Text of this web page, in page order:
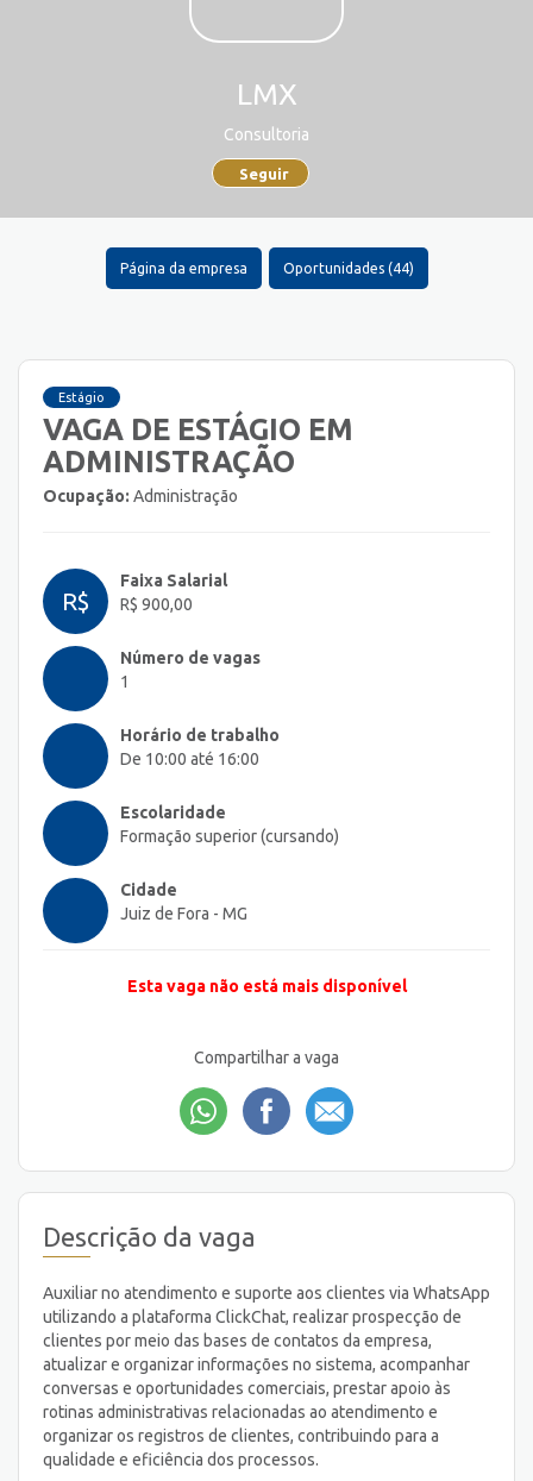
LMX
Consultoria
Seguir
Página da empresa Oportunidades (44)
Estágio
VAGA DE ESTÁGIO EM
ADMINISTRAÇÃO
Ocupação: Administração
R$
Faixa Salarial
R$ 900,00
Número de vagas
1
Horário de trabalho
De 10:00 até 16:00
Escolaridade
Formação superior (cursando)
Cidade
Juiz de Fora - MG
Esta vaga não está mais disponível
Compartilhar a vaga
Descrição da vaga
Auxiliar no atendimento e suporte aos clientes via WhatsApp
utilizando a plataforma ClickChat, realizar prospecção de
clientes por meio das bases de contatos da empresa,
atualizar e organizar informações no sistema, acompanhar
conversas e oportunidades comerciais, prestar apoio às
rotinas administrativas relacionadas ao atendimento e
organizar os registros de clientes, contribuindo para a
qualidade e eficiência dos processos.